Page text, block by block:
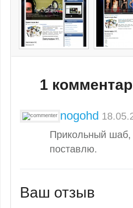
1
Kinogohd
Прикольный шаб,
поставлю.
Ваш отзыв